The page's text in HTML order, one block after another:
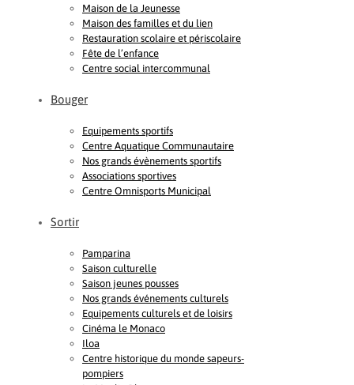
Maison de la Jeunesse
Maison des familles et du lien
Restauration scolaire et périscolaire
Fête de l’enfance
Centre social intercommunal
Bouger
Equipements sportifs
Centre Aquatique Communautaire
Nos grands évènements sportifs
Associations sportives
Centre Omnisports Municipal
Sortir
Pamparina
Saison culturelle
Saison jeunes pousses
Nos grands événements culturels
Equipements culturels et de loisirs
Cinéma le Monaco
Iloa
Centre historique du monde sapeurs-
pompiers